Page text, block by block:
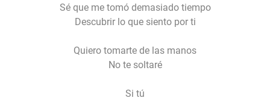
Sé que me tomó demasiado tiempo
Descubrir lo que siento por ti
Quiero tomarte de las manos
No te soltaré
Si tú